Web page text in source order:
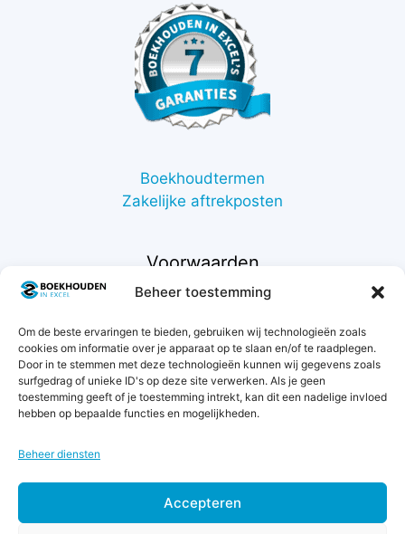
Beheer toestemming
Om de beste ervaringen te bieden, gebruiken wij technologieën zoals
cookies om informatie over je apparaat op te slaan en/of te raadplegen.
Door in te stemmen met deze technologieën kunnen wij gegevens zoals
surfgedrag of unieke ID's op deze site verwerken. Als je geen
toestemming geeft of je toestemming intrekt, kan dit een nadelige invloed
hebben op bepaalde functies en mogelijkheden.
Beheer diensten
Accepteren
Boekhoudtermen
Zakelijke aftrekposten
Voorwaarden
Support
Retourneren
Privacybeleid
Betaalmethodes